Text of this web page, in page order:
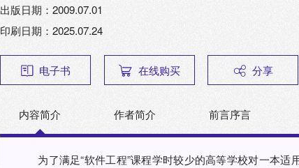
出版日期：2009.07.01
印刷日期：2025.07.24
电子书 在线购买 分享
内容简介 作者简介 前言序言
为了满足“软件工程”课程学时较少的高等学校对一本